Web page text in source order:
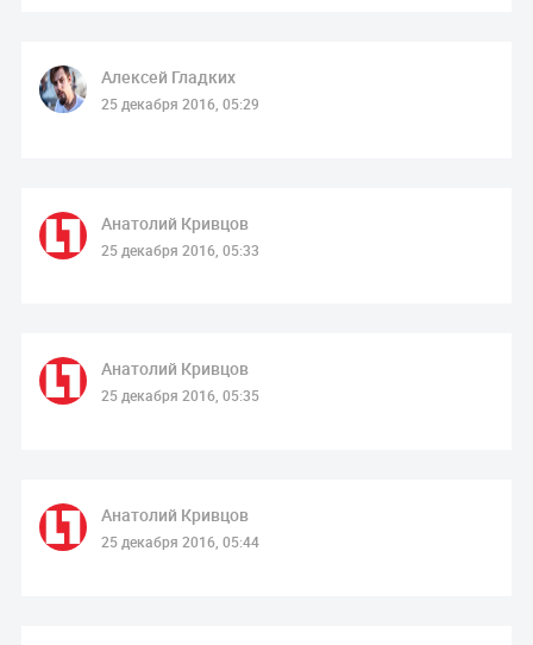
Алексей Гладких
25 декабря 2016, 05:29
Анатолий Кривцов
25 декабря 2016, 05:33
Анатолий Кривцов
25 декабря 2016, 05:35
Анатолий Кривцов
25 декабря 2016, 05:44